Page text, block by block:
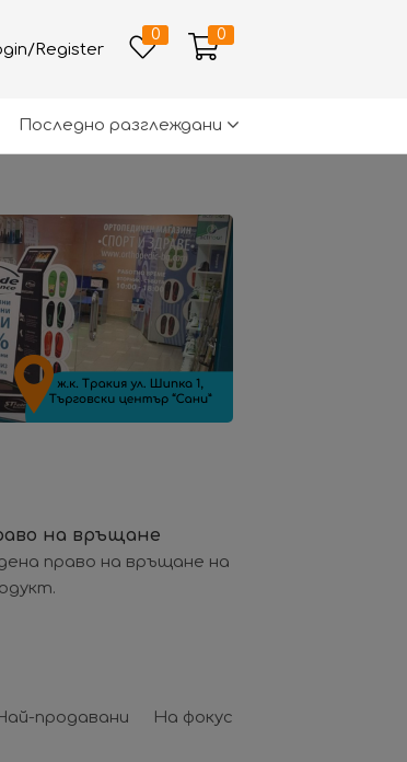
Register
0 0
Последно разглеждани
на връщане
право на връщане на
продавани На фокус